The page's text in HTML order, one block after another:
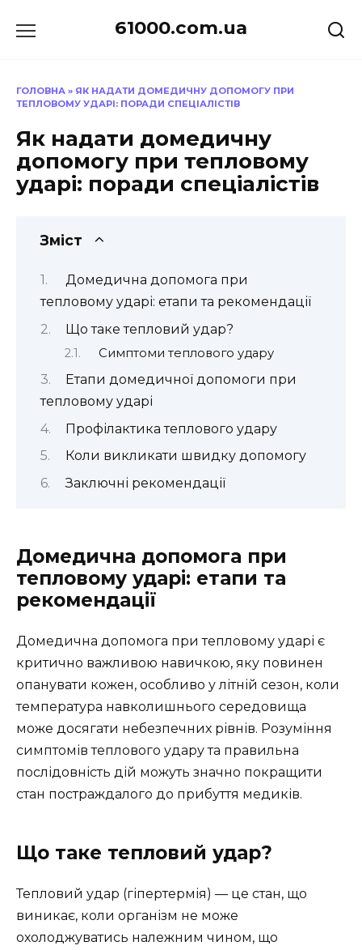
до
61000.com.ua
ГОЛОВНА » ЯК НАДАТИ ДОМЕДИЧНУ ДОПОМОГУ ПРИ
ТЕПЛОВОМУ УДАРІ: ПОРАДИ СПЕЦІАЛІСТІВ
Як надати домедичну
допомогу при тепловому
ударі: поради спеціалістів
Зміст
Домедична допомога при
тепловому ударі: етапи та рекомендації
Що таке тепловий удар?
Симптоми теплового удару
Етапи домедичної допомоги при
тепловому ударі
Профілактика теплового удару
Коли викликати швидку допомогу
Заключні рекомендації
Домедична допомога при
тепловому ударі: етапи та
рекомендації
Домедична допомога при тепловому ударі є
критично важливою навичкою, яку повинен
опанувати кожен, особливо у літній сезон, коли
температура навколишнього середовища
може досягати небезпечних рівнів. Розуміння
симптомів теплового удару та правильна
послідовність дій можуть значно покращити
стан постраждалого до прибуття медиків.
Що таке тепловий удар?
Тепловий удар (гіпертермія) — це стан, що
виникає, коли організм не може
охолоджуватись належним чином, що